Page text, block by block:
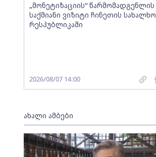
„მონეტიზაციის“ წარმომადგენლის
საქმიანი ვიზიტი ჩინეთის სახალხო
რესპუბლიკაში
2026/08/07 14:00
ახალი ამბები